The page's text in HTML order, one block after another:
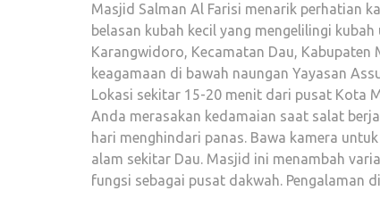
Masjid Salman Al Farisi menarik perhatian
belasan kubah kecil yang mengelilingi
Karangwidoro, Kecamatan Dau,
keagamaan di bawah naungan Yayasan
Lokasi sekitar 15-20 menit dari pusat Kota
Anda merasakan kedamaian saat salat
hari menghindari panas. Bawa kamera
alam sekitar Dau. Masjid ini menambah
fungsi sebagai pusat dakwah. Pengalaman